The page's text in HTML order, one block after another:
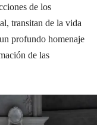
de los
transitan de la vida
profundo homenaje
de las